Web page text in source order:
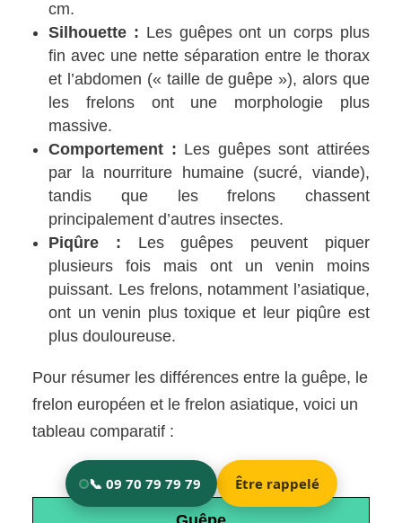
cm.
Silhouette : Les guêpes ont un corps plus
fin avec une nette séparation entre le thorax
et l’abdomen (« taille de guêpe »), alors que
les frelons ont une morphologie plus
massive.
Comportement : Les guêpes sont attirées
par la nourriture humaine (sucré, viande),
tandis que les frelons chassent
principalement d’autres insectes.
Piqûre : Les guêpes peuvent piquer
plusieurs fois mais ont un venin moins
puissant. Les frelons, notamment l’asiatique,
ont un venin plus toxique et leur piqûre est
plus douloureuse.
Pour résumer les différences entre la guêpe, le
frelon européen et le frelon asiatique, voici un
tableau comparatif :